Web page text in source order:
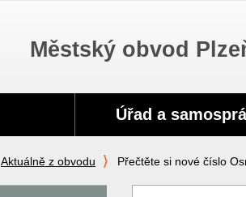
Městský obvod
Aktuálně z obvodu Přečtěte si nové číslo
Úřad a